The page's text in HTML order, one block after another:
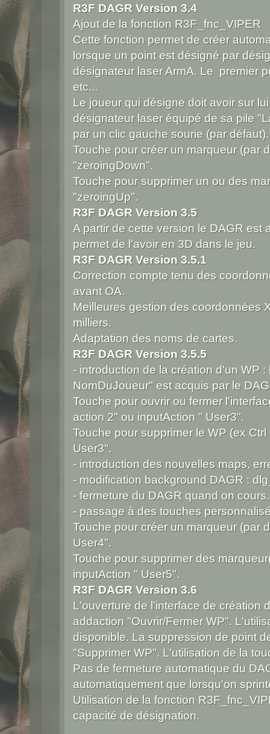
R3F DAGR Version 3.4
Ajout de la fonction R3F_fnc_VIPER
Cette fonction permet de créer
lorsque un point est désigné par
désignateur laser ArmA. Le premier
etc...
Le joueur qui désigne doit avoir sur
désignateur laser équipé de sa pile
par un clic gauche sourie (par défaut).
Touche pour créer un marqueur (par
"zeroingDown".
Touche pour supprimer un ou des
"zeroingUp".
R3F DAGR Version 3.5
A partir de cette version le DAGR est
permet de l'avoir en 3D dans le jeu.
R3F DAGR Version 3.5.1
Correction compte tenu des
avant OA.
Meilleures gestion des coordonnées
milliers.
Adaptation des noms de cartes.
R3F DAGR Version 3.5.5
- introduction de la création d'un WP
NomDuJoueur" est acquis par le
Touche pour ouvrir ou fermer
action 2" ou inputAction " User3".
Touche pour supprimer le WP (ex
User3".
- introduction des nouvelles maps,
- modification background DAGR :
- fermeture du DAGR quand on cours.
- passage à des touches
Touche pour créer un marqueur (par
User4".
Touche pour supprimer des
inputAction " User5".
R3F DAGR Version 3.6
L'ouverture de l'interface de création
addaction "Ouvrir/Fermer WP".
disponible. La suppression de point
"Supprimer WP". L'utilisation de la
Pas de fermeture automatique du
automatiquement que lorsqu'on
Utilisation de la fonction
capacité de désignation.